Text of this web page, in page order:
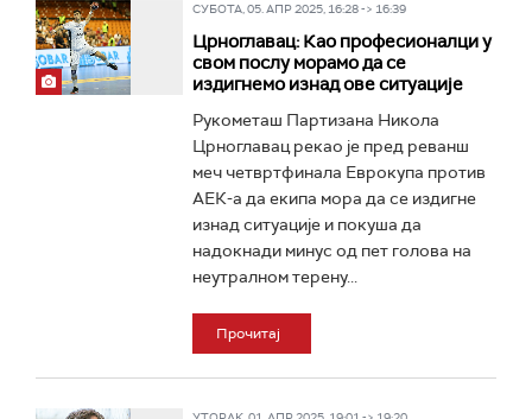
СУБОТА, 05. АПР 2025, 16:28 -> 16:39
Црноглавац: Као професионалци у
свом послу морамо да се
издигнемо изнад ове ситуације
Рукометаш Партизана Никола
Црноглавац рекао је пред реванш
меч четвртфинала Еврокупа против
АЕК-а да екипа мора да се издигне
изнад ситуације и покуша да
надокнади минус од пет голова на
неутралном терену...
Прочитај